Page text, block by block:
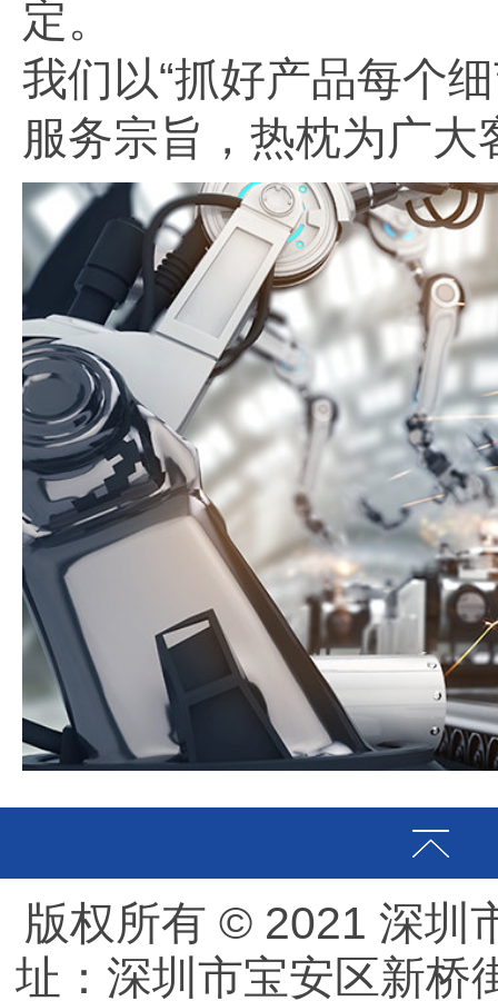
定。
我们以“抓好产品每个
服务宗旨，热枕为广大
版权所有 © 2021 深
址：深圳市宝安区新桥